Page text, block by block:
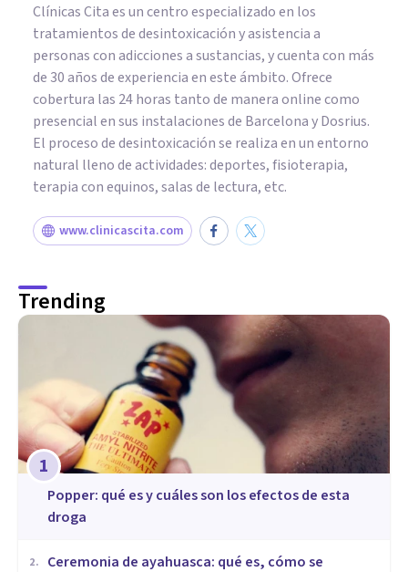
Clínicas Cita es un centro especializado en los
tratamientos de desintoxicación y asistencia a
personas con adicciones a sustancias, y cuenta con más
de 30 años de experiencia en este ámbito. Ofrece
cobertura las 24 horas tanto de manera online como
presencial en sus instalaciones de Barcelona y Dosrius.
El proceso de desintoxicación se realiza en un entorno
natural lleno de actividades: deportes, fisioterapia,
terapia con equinos, salas de lectura, etc.
www.clinicascita.com
Trending
1
Popper: qué es y cuáles son los efectos de esta
droga
2. Ceremonia de ayahuasca: qué es, cómo se